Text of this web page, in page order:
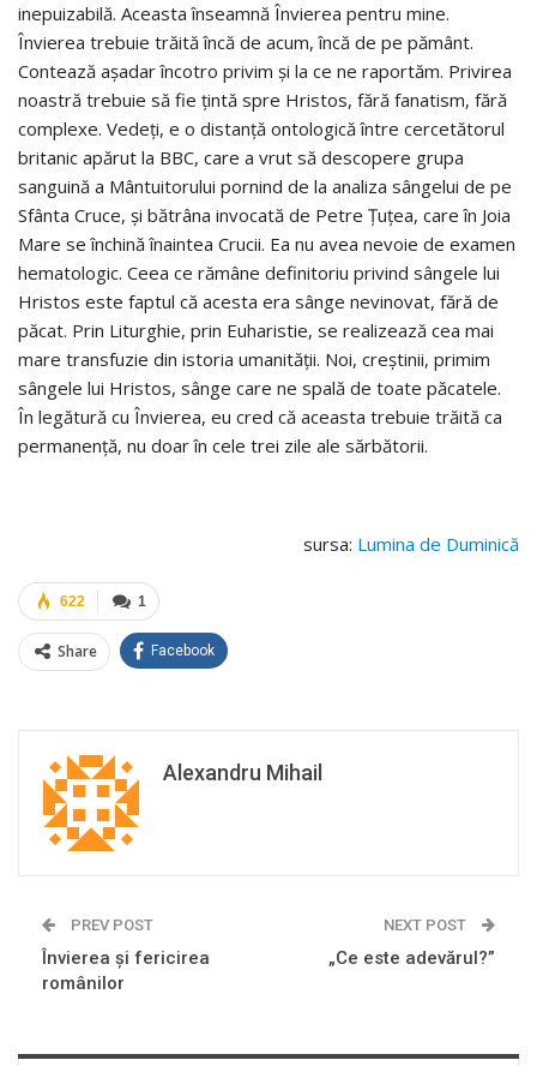
inepuizabilă. Aceasta înseamnă Învierea pentru mine.
Învierea trebuie trăită încă de acum, încă de pe pământ.
Contează așadar încotro privim și la ce ne raportăm. Privirea
noastră trebuie să fie țintă spre Hristos, fără fanatism, fără
complexe. Vedeți, e o distanță ontologică între cercetătorul
britanic apărut la BBC, care a vrut să descopere grupa
sanguină a Mântuitorului pornind de la analiza sângelui de pe
Sfânta Cruce, și bătrâna invocată de Petre Țuțea, care în Joia
Mare se închină înaintea Crucii. Ea nu avea nevoie de examen
hematologic. Ceea ce rămâne definitoriu privind sângele lui
Hristos este faptul că acesta era sânge nevinovat, fără de
păcat. Prin Liturghie, prin Euharistie, se realizează cea mai
mare transfuzie din istoria umanității. Noi, creștinii, primim
sângele lui Hristos, sânge care ne spală de toate păcatele.
În legătură cu Învierea, eu cred că aceasta trebuie trăită ca
permanență, nu doar în cele trei zile ale sărbătorii.
sursa: Lumina de Duminică
1
622
Share Facebook
Alexandru Mihail
PREV POST
Învierea și fericirea
românilor
NEXT POST
„Ce este adevărul?”